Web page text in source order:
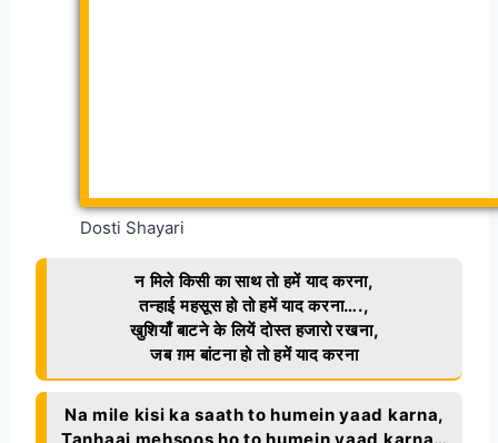
Dosti Shayari
न मिले किसी का साथ तो हमें याद करना,
तन्हाई महसूस हो तो हमें याद करना….,
खुशियाँ बाटने के लियें दोस्त हजारो रखना,
जब ग़म बांटना हो तो हमें याद करना
Na mile kisi ka saath to humein yaad karna,